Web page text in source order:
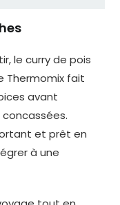
le curry de pois
Thermomix fait
avant
et prêt en
à une